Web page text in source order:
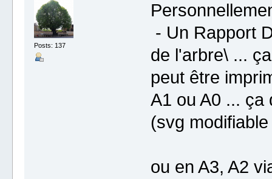
Posts: 137
- Un Rapport
de l'arbre\ ...
peut être
A1 ou A0 ... ça
(svg
ou en A3, A2